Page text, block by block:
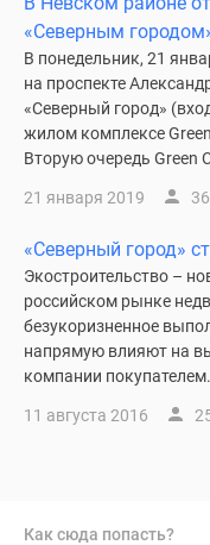
«Северным
В понедельник, 21
на проспекте
«Северный город»
жилом комплексе
Вторую очередь Green
21 января 2019
«Северный город»
Экостроительство –
российском рынке
безукоризненное
напрямую влияют на
компании
11 августа 2016
Как сюда попасть?